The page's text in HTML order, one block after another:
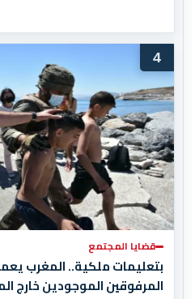
4
قضايا المجتمع
بتعليمات ملكية.. المغرب
المرفوقين الموجودين خارج